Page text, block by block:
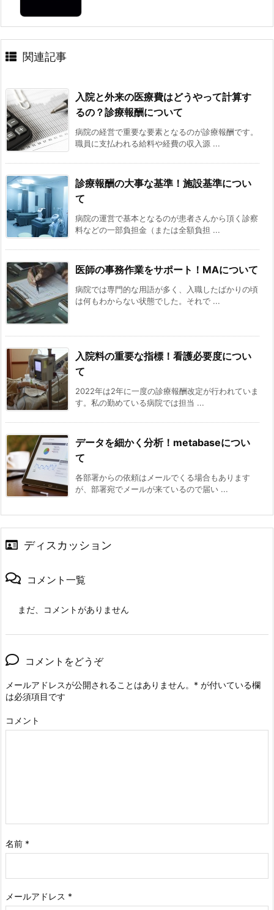
関連記事
入院と外来の医療費はどうやって計算す
るの？診療報酬について
病院の経営で重要な要素となるのが診療報酬です。
職員に支払われる給料や経費の収入源 ...
診療報酬の大事な基準！施設基準につい
て
病院の運営で基本となるのが患者さんから頂く診察
料などの一部負担金（または全額負担 ...
医師の事務作業をサポート！MAについて
病院では専門的な用語が多く、入職したばかりの頃
は何もわからない状態でした。それで ...
入院料の重要な指標！看護必要度につい
て
2022年は2年に一度の診療報酬改定が行われていま
す。私の勤めている病院では担当 ...
データを細かく分析！metabaseについ
て
各部署からの依頼はメールでくる場合もあります
が、部署宛でメールが来ているので届い ...
ディスカッション
コメント一覧
まだ、コメントがありません
コメントをどうぞ
メールアドレスが公開されることはありません。 * が付いている欄
は必須項目です
コメント
名前 *
メールアドレス *